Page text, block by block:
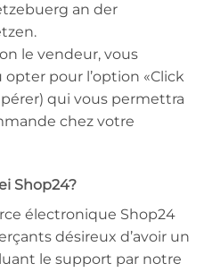
an der
le vendeur, vous
pour l’option «Click
qui vous permettra
chez votre
Shop24?
électronique Shop24
désireux d’avoir un
le support par notre